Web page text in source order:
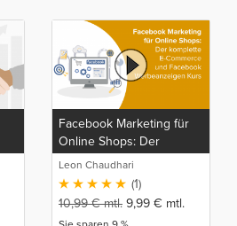
Facebook Marketing für
Online Shops: Der
komplette E-Commerce
und Facebook
Werbeanzeigen Kurs
Leon Chaudhari
(1)
10,99€mtl. 9,99 € mtl.